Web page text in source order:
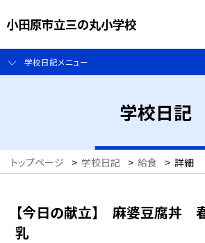
小田原市立三の丸小学校
学校日記メニュー
学校日記
トップページ > 学校日記 > 給食 > 詳細
【今日の献立】 麻婆豆腐丼
乳